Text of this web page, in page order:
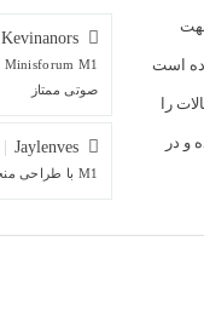
سال 1404 در جهت
است
را
و در
Kevinanors
صوتی ممتاز
Jaylenves
M1 با طراحی منحصربه‌فرد و پورت‌های صوتی ممتاز